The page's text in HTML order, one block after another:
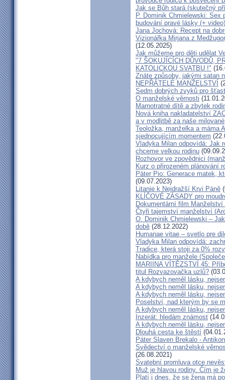
Jak se Bůh stará (skutečný
P. Dominik Chmielewski:
budování pravé lásky (+ video)
Jana Jochová: Recept na
Vizionářka Mirjana z
(12.05.2025)
Jak můžeme pro děti udělat
"7 ŠOKUJÍCÍCH DŮVODŮ,
KATOLICKOU SVATBU !"
Znáte způsoby, jakými satan
NEPŘÁTELÉ MANŽELSTVÍ
Sedm dobrých zvyků pro
O manželské věrnosti
Marnotratné dítě a zbytek
Nová kniha nakladatelství
a v modlitbě za naše
Teoložka, manželka a máma
sjednocujícím momentem
Vladyka Milan odpovídá: Jak
chceme velkou rodinu
Rozhovor ve zpovědnici
Kurz o přirozeném plánování
Páter Pio: Generace matek,
(09.07.2023)
Litanie k Nejdražší Krvi Páně
KLÍČOVÉ ZÁSADY pro
Dokumentární film
Čtyři tajemství manželství
O. Dominik Chmielewski –
době (28.12.2022)
Humanae vitae – svetlo pre
Vladyka Milan odpovídá:
Tradice, která stoji za 0%
Nabídka pro manžele
MARIINA VÍTĚZSTVÍ 45:
titul Rozvazovačka uzlů?
A kdybych neměl lásku,
A kdybych neměl lásku,
A kdybych neměl lásku,
Poselství, nad kterým by se
A kdybych neměl lásku,
Inzerát: hledám známost
A kdybych neměl lásku,
Dlouhá cesta ke štěstí
Páter Slaven Brekalo -
Svědectví o manželské
(26.08.2021)
Svatební promluva otce
Muž je hlavou rodiny. Čím je
Platí i dnes, že se žena má